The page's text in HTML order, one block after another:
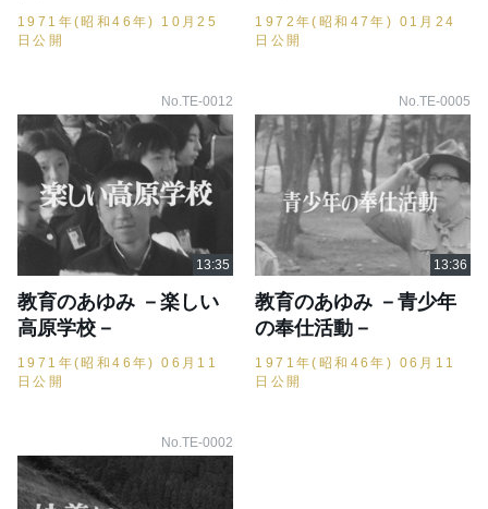
1971年(昭和46年) 10月25
日公開
1972年(昭和47年) 01月24
日公開
No.TE-0012
教育のあゆみ －楽しい
高原学校－
1971年(昭和46年) 06月11
日公開
No.TE-0005
教育のあゆみ －青少年
の奉仕活動－
1971年(昭和46年) 06月11
日公開
No.TE-0002